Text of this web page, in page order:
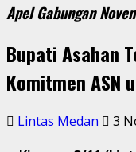
Apel Gabungan
Bupati Asahan
Komitmen ASN
Lintas Medan 3